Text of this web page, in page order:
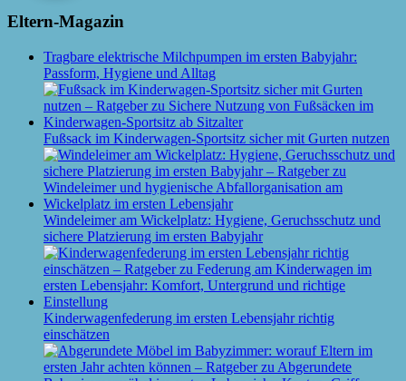
Eltern-Magazin
Tragbare elektrische Milchpumpen im ersten Babyjahr:
Passform, Hygiene und Alltag
Fußsack im Kinderwagen-Sportsitz sicher mit Gurten nutzen
Windeleimer am Wickelplatz: Hygiene, Geruchsschutz und
sichere Platzierung im ersten Babyjahr
Kinderwagenfederung im ersten Lebensjahr richtig
einschätzen